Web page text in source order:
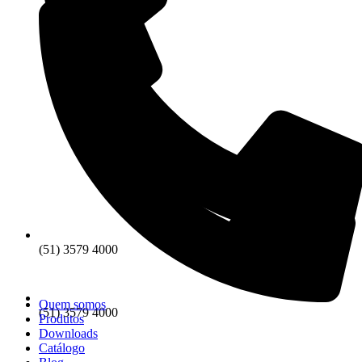
(51) 3579 4000
(51) 3579 4000
Quem somos
Produtos
Downloads
Catálogo